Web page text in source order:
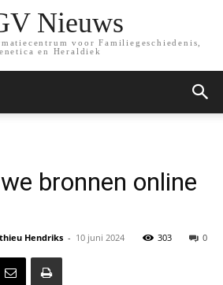
Nieuws
voor Familiegeschiedenis,
en Heraldiek
bronnen online
Hendriks - 10 juni 2024 0
303